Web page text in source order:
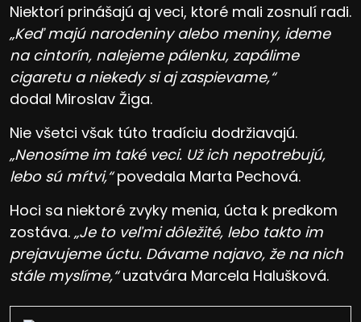
Niektorí prinášajú aj veci, ktoré mali zosnulí radi.
„Keď majú narodeniny alebo meniny, ideme
na cintorín, nalejeme pálenku, zapálime
cigaretu a niekedy si aj zaspievame,“
dodal Miroslav Žiga.
Nie všetci však túto tradíciu dodržiavajú.
„Nenosíme im také veci. Už ich nepotrebujú,
lebo sú mŕtvi,“povedala Marta Pechová.
Hoci sa niektoré zvyky menia, úcta k predkom
zostáva. „Je to veľmi dôležité, lebo takto im
prejavujeme úctu. Dávame najavo, že na nich
stále myslíme,“uzatvára Marcela Halušková.